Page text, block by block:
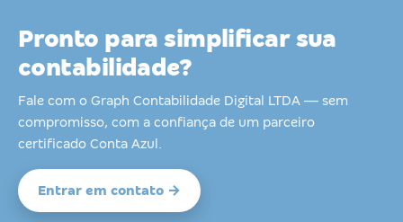
Pronto para simplificar sua
contabilidade?
Fale com o Graph Contabilidade Digital LTDA — sem
compromisso, com a confiança de um parceiro
certificado Conta Azul.
Entrar em contato →